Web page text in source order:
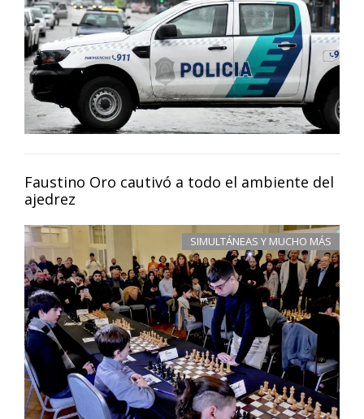
Faustino Oro cautivó a todo el ambiente del
ajedrez
SIMULTÁNEAS Y MUCHO MÁS